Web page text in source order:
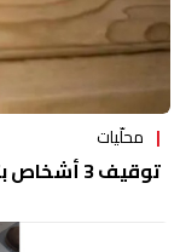
محلّيات
توقيف 3 أشخاص بتهمة سرقة الشقق في الجناح